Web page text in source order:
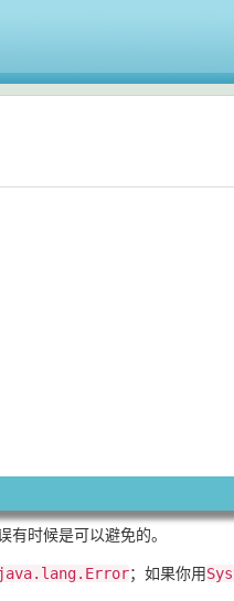
时候是可以避免的。
java.lang.Error；如果你用